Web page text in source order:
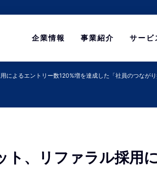
企業情報 事業紹介 サービ
によるエントリー数120%増を達成した「社員のつなが
ト、リファラル採用